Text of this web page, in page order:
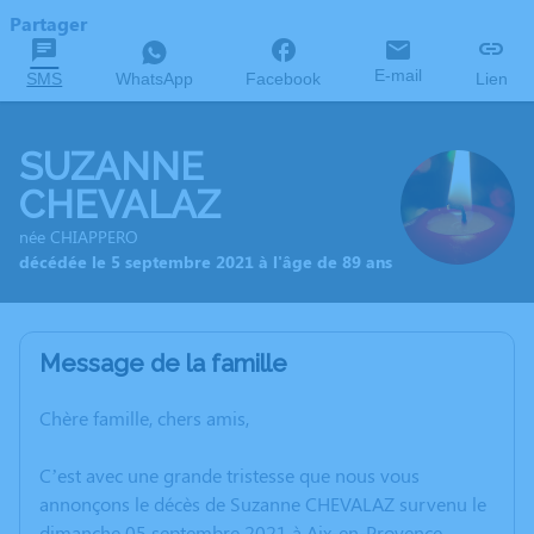
Partager
SMS WhatsApp Facebook E-mail Lien
SUZANNE
CHEVALAZ
née CHIAPPERO
décédée le 5 septembre 2021 à l'âge de 89 ans
Message de la famille
Chère famille, chers amis,
C’est avec une grande tristesse que nous vous
annonçons le décès de Suzanne CHEVALAZ survenu le